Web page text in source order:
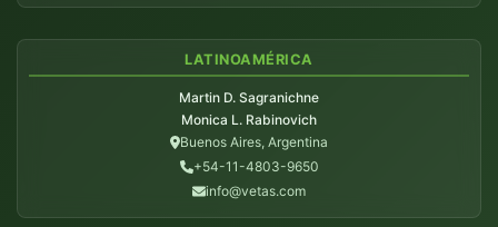
LATINOAMÉRICA
Martin D. Sagranichne
Monica L. Rabinovich
Buenos Aires, Argentina
+54-11-4803-9650
info@vetas.com